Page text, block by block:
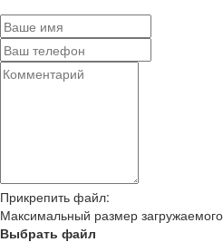
Прикрепить файл:
Максимальный размер
Выбрать файл